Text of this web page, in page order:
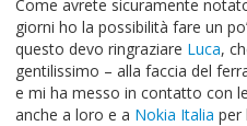
Come avrete sicuramente
giorni ho la possibilità fare un
questo devo ringraziare Luca,
gentilissimo – alla faccia del
e mi ha messo in contatto con le
anche a loro e a Nokia Italia per